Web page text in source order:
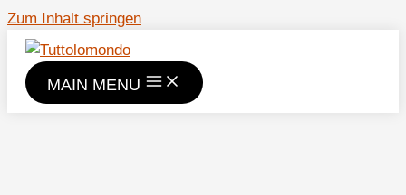
Zum Inhalt springen
MAIN MENU